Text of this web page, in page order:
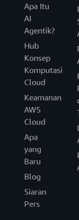
Apa Itu
AI
Agentik?
Hub
Konsep
Komputasi
Cloud
Keamanan
AWS
Cloud
Apa
yang
Baru
Blog
Siaran
Pers